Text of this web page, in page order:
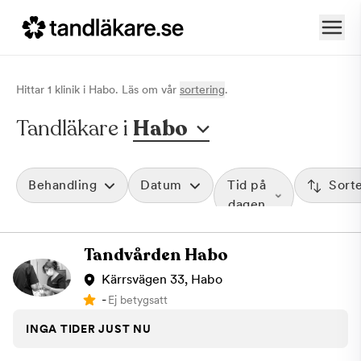
Hittar 1 klinik i Habo. Läs om vår sortering.
Tandläkare i Habo
Behandling Datum
Tid på
dagen
Tandvården Habo
Kärrsvägen 33, Habo
-Ej betygsatt
INGA TIDER JUST NU